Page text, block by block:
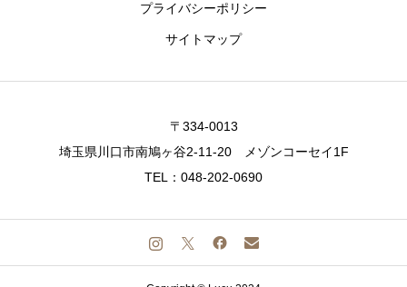
プライバシーポリシー
サイトマップ
〒334-0013
埼玉県川口市南鳩ヶ谷2-11-20 メゾンコーセイ1F
TEL：048-202-0690